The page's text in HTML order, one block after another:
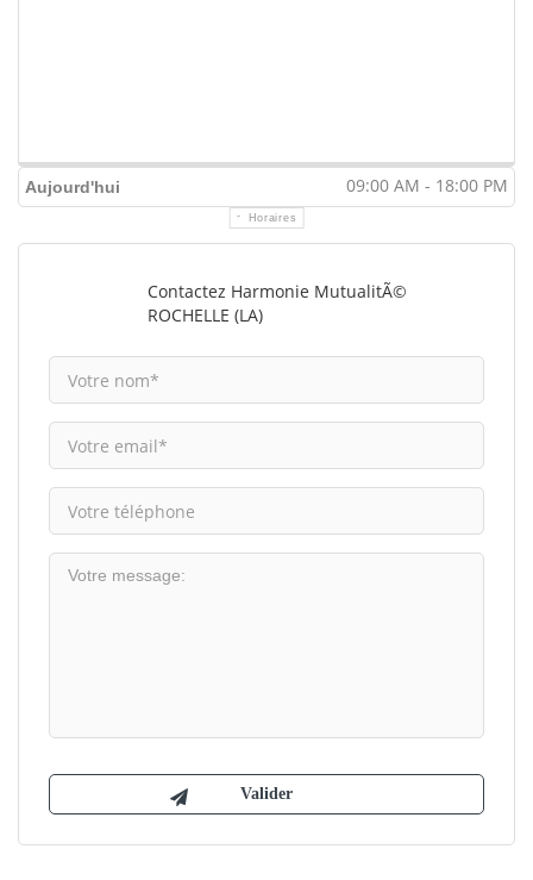
Aujourd'hui 09:00 AM - 18:00 PM
Horaires
Contactez Harmonie MutualitÃ©
ROCHELLE (LA)